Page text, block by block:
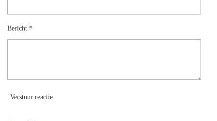
Bericht *
Verstuur reactie